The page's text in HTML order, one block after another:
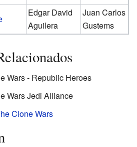
Edgar David
Aguilera
Juan Carlos
Gustems
Wars - Republic Heroes
Wars Jedi Alliance
Clone Wars